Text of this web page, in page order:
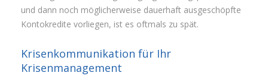
und dann noch möglicherweise dauerhaft ausgeschöpfte
Kontokredite vorliegen, ist es oftmals zu spät.
Krisenkommunikation für Ihr
Krisenmanagement